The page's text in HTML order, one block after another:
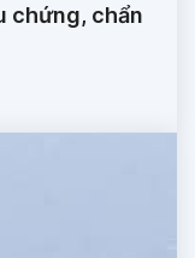
chứng, chẩn